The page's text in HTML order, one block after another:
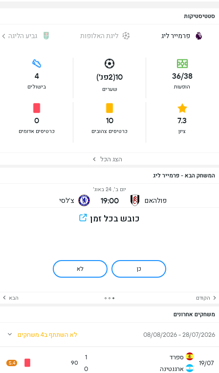
סטטיסטיקות
פרמייר ליג ליגת האלופות גביע הליגה
36/38
הופעות
10(2פנ׳)
שערים
4
בישולים
7.3
ציון
10
כרטיסים צהובים
0
כרטיסים אדומים
הצג הכל
המשחק הבא - פרמייר ליג
פולהאם
יום ב׳, 24 באוג׳
19:00 צ'לסי
כובש בכל זמן
כן לא
הקודם הבא
משחקים אחרונים
28/07/2026 - 08/08/2026 לא השתתף ב4 משחקים
19/07
ספרד
ארגנטינה
1
0
90
5.4